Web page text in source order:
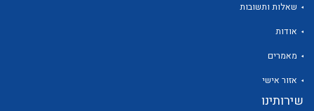
שאלות ותשובות
אודות
מאמרים
אזור אישי
שירותינו